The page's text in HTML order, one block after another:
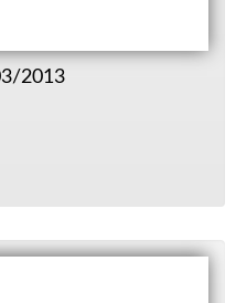
2013